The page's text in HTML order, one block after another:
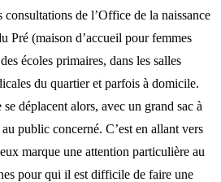
consultations de l’Office de la naissance
Pré (maison d’accueil pour femmes
écoles primaires, dans les salles
du quartier et parfois à domicile.
déplacent alors, avec un grand sac à
public concerné. C’est en allant vers
marque une attention particulière au
pour qui il est difficile de faire une